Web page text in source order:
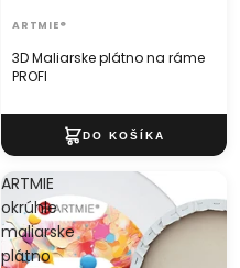
3D Maliarske plátno na ráme
PROFI
ARTMIE®
ARTMIE
okrúhle
maliarske
plátno